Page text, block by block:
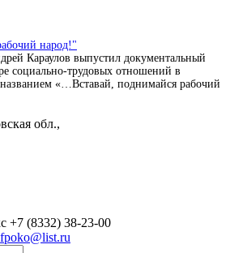
народ!"
Караулов выпустил документальный
социально-трудовых отношений в
«…Вставай, поднимайся рабочий
обл.,
+7 (8332) 38-23-00
fpoko@list.ru